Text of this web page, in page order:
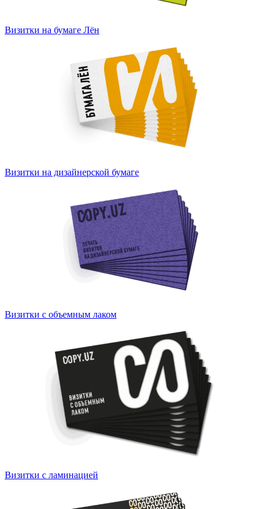
Визитки на бумаге Лён
Визитки на дизайнерской бумаге
Визитки с объемным лаком
Визитки с ламинацией